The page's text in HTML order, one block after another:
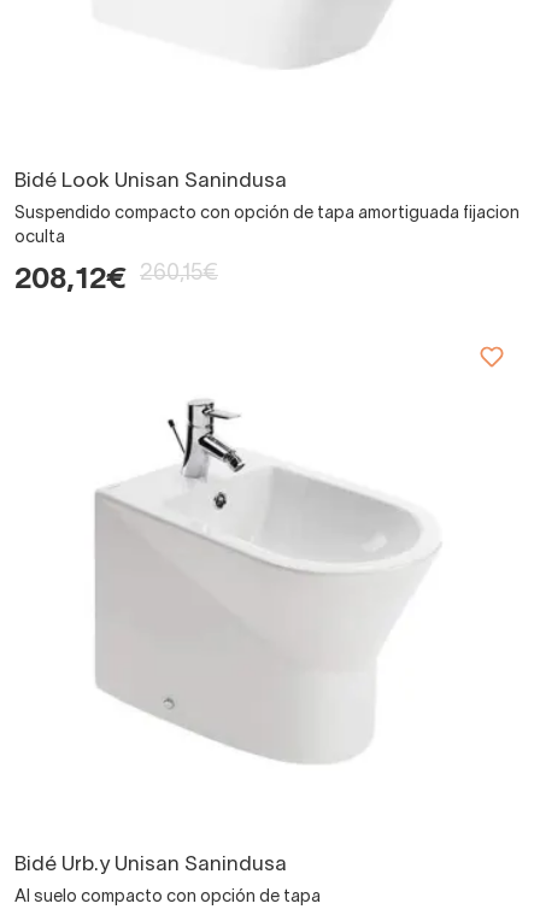
Bidé Look Unisan Sanindusa
Suspendido compacto con opción de tapa amortiguada fijacion
oculta
208,12€ 260,15€
Bidé Urb.y Unisan Sanindusa
Al suelo compacto con opción de tapa